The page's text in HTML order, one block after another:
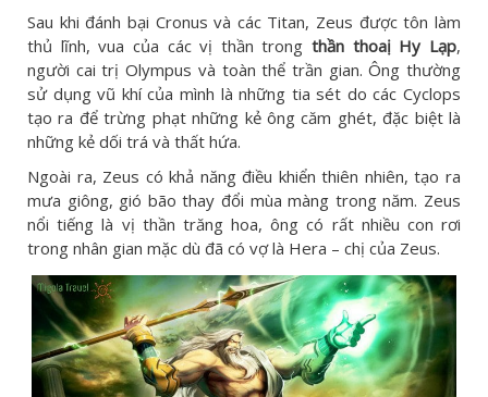
Sau khi đánh bại Cronus và các Titan, Zeus được tôn làm
thủ lĩnh, vua của các vị thần trongthần thoaị Hy Lạp,
người cai trị Olympus và toàn thể trần gian. Ông thường
sử dụng vũ khí của mình là những tia sét do các Cyclops
tạo ra để trừng phạt những kẻ ông căm ghét, đặc biệt là
những kẻ dối trá và thất hứa.
Ngoài ra, Zeus có khả năng điều khiển thiên nhiên, tạo ra
mưa giông, gió bão thay đổi mùa màng trong năm. Zeus
nổi tiếng là vị thần trăng hoa, ông có rất nhiều con rơi
trong nhân gian mặc dù đã có vợ là Hera – chị của Zeus.